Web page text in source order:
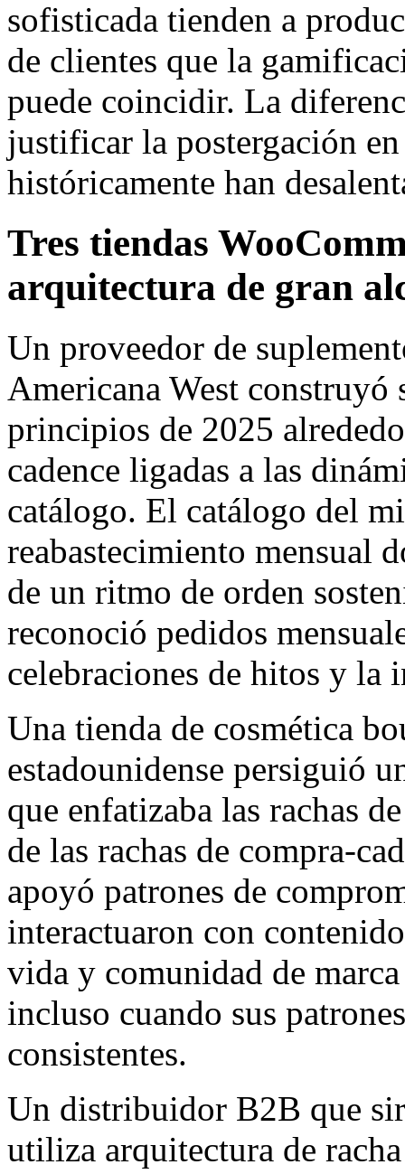
sofisticada tienden a
de clientes que la
puede coincidir. La
justificar la postergación
históricamente han
Tres tiendas
arquitectura de gran
Un proveedor de
Americana West construyó
principios de 2025
cadence ligadas a las
catálogo. El catálogo del
reabastecimiento mensual
de un ritmo de orden
reconoció pedidos
celebraciones de hitos y la
Una tienda de cosmética
estadounidense persiguió
que enfatizaba las rachas
de las rachas de compra-
apoyó patrones de
interactuaron con
vida y comunidad de
incluso cuando sus
consistentes.
Un distribuidor B2B que
utiliza arquitectura de